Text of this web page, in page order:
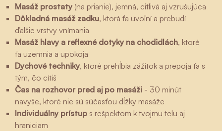
Masáž prostaty (na prianie), jemná, citlivá aj vzrušujúca
Dôkladná masáž zadku, ktorá ťa uvoľní a prebudí
ďalšie vrstvy vnímania
Masáž hlavy a reflexné dotyky na chodidlách, ktoré
ťa uzemnia a upokoja
Dychové techniky, ktoré prehĺbia zážitok a prepoja ťa s
tým, čo cítiš
Čas na rozhovor pred aj po masáži - 30 minút
navyše, ktoré nie sú súčasťou dĺžky masáže
Individuálny prístup s rešpektom k tvojmu telu aj
hraniciam